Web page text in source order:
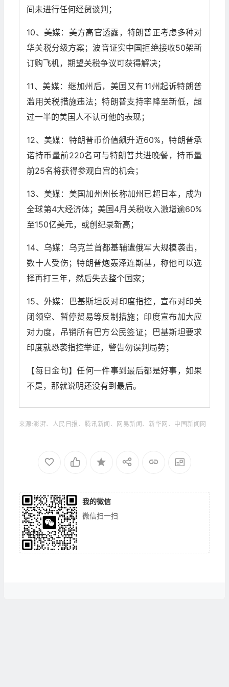
间未进行任何经贸谈判；
10、美媒：美方高官透露，特朗普正考虑多种对
华关税分级方案；波音证实中国拒绝接收50架新
订购飞机，期望关税争议可获得解决；
11、美媒：继加州后，美国又有11州起诉特朗普
滥用关税措施违法；特朗普支持率降至新低，超
过一半的美国人不认可他的表现；
12、美媒：特朗普币价值飙升近60%，特朗普承
诺持币量前220名可与特朗普共进晚餐，持币量
前25名将获得参观白宫的机会；
13、美媒：美国加州州长称加州已超日本，成为
全球第4大经济体；美国4月关税收入激增逾60%
至150亿美元，或创纪录新高；
14、乌媒：乌克兰首都基辅遭俄军大规模袭击，
数十人受伤；特朗普炮轰泽连斯基，称他可以选
择再打三年，然后失去整个国家；
15、外媒：巴基斯坦反对印度指控，宣布对印关
闭领空、暂停贸易等反制措施；印度宣布加大应
对力度，吊销所有巴方公民签证；巴基斯坦要求
印度就恐袭指控举证，警告勿误判局势；
【每日金句】任何一件事到最后都是好事，如果
不是，那就说明还没有到最后。
来源:澎湃、人民日报、腾讯新闻、网易新闻、新华网、中国新闻网
我的微信
微信扫一扫